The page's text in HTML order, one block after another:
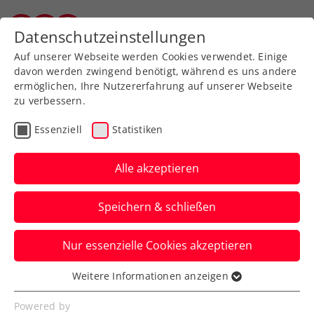
Zurück zur Newsübersicht
Inklusion
Magic Moments in the
City presented by Erste
Bank
Am 17. Oktober lautet das Motto: Tennis
am Wiener Rathausplatz für alle!
Verfasst von: Presseaussendung / Redaktion, 27.09.2024
Datenschutzeinstellungen
Auf unserer Webseite werden Cookies verwendet. Einige
davon werden zwingend benötigt, während es uns andere
ermöglichen, Ihre Nutzererfahrung auf unserer Webseite
zu verbessern.
Essenziell Statistiken
Alle akzeptieren
Speichern & schließen
Nur essenzielle Cookies akzeptieren
Essenziell
Essenzielle Cookies werden für grundlegende
Weitere Informationen anzeigen
Powered by